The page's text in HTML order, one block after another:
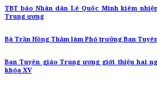
TBT báo Nhân dân Lê Quốc Minh kiêm
Trung ương
Bà Trần Hồng Thắm làm Phó trưởng Ban
Ban Tuyên giáo Trung ương giới thiệu hai
khóa XV